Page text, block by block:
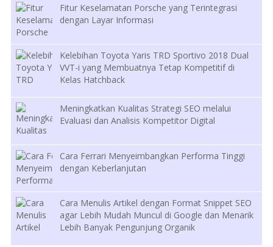
Fitur Keselamatan Porsche yang Terintegrasi
dengan Layar Informasi
Kelebihan Toyota Yaris TRD Sportivo 2018 Dual
VVT-i yang Membuatnya Tetap Kompetitif di
Kelas Hatchback
Meningkatkan Kualitas Strategi SEO melalui
Evaluasi dan Analisis Kompetitor Digital
Cara Ferrari Menyeimbangkan Performa Tinggi
dengan Keberlanjutan
Cara Menulis Artikel dengan Format Snippet SEO
agar Lebih Mudah Muncul di Google dan Menarik
Lebih Banyak Pengunjung Organik